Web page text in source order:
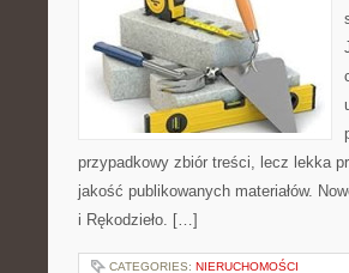
przypadkowy zbiór treści, lecz lekka
jakość publikowanych materiałów.
i Rękodzieło. […]
CATEGORIES: NIERUCHOMOŚCI